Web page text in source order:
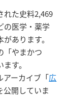
れた史料2,469
の医学・薬学
あります。
「やまかつ
す。
アーカイブ「広
公開していま